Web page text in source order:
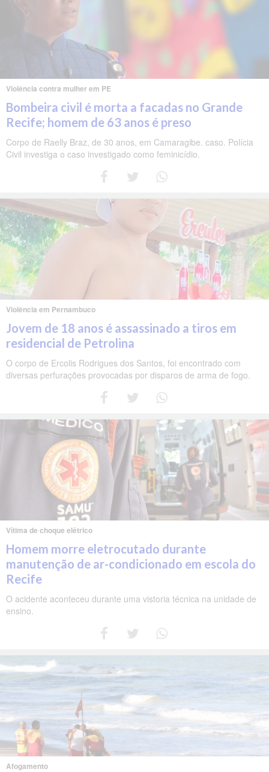
Violência contra mulher em PE
Bombeira civil é morta a facadas no Grande
Recife; homem de 63 anos é preso
Corpo de Raelly Braz, de 30 anos, em Camaragibe. caso. Polícia
Civil investiga o caso investigado como feminicídio.
Violência em Pernambuco
Jovem de 18 anos é assassinado a tiros em
residencial de Petrolina
O corpo de Ercolis Rodrigues dos Santos, foi encontrado com
diversas perfurações provocadas por disparos de arma de fogo.
Vítima de choque elétrico
Homem morre eletrocutado durante
manutenção de ar-condicionado em escola do
Recife
O acidente aconteceu durante uma vistoria técnica na unidade de
ensino.
Afogamento